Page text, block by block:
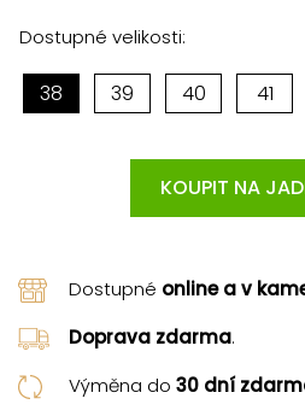
Dostupné velikosti:
38 39 40 41
KOUPIT NA
Dostupné online a v
Doprava zdarma.
Výměna do 30 dní